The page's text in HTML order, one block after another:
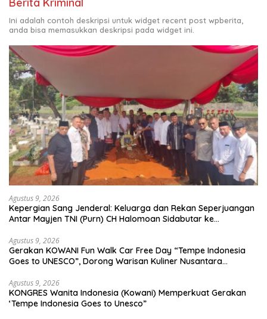
Ini adalah contoh deskripsi untuk widget recent post wpberita,
anda bisa memasukkan deskripsi pada widget ini.
Agustus 9, 2026
Kepergian Sang Jenderal: Keluarga dan Rekan Seperjuangan
Antar Mayjen TNI (Purn) CH Halomoan Sidabutar ke
Agustus 9, 2026
Gerakan KOWANI Fun Walk Car Free Day “Tempe Indonesia
Goes to UNESCO”, Dorong Warisan Kuliner Nusantara
Agustus 9, 2026
KONGRES Wanita Indonesia (Kowani) Memperkuat Gerakan
‘Tempe Indonesia Goes to Unesco”